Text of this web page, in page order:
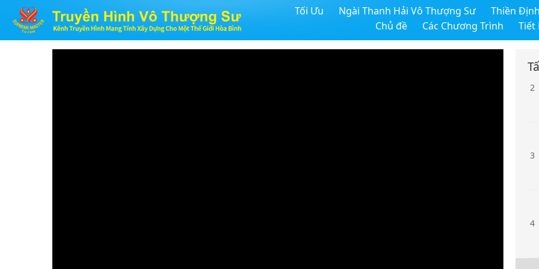
Tối Ưu Ngài Thanh Hải Vô Thượng Sư Thiền Định
Chủ đề
Các Chương Trình Tiết
1
2
3
4